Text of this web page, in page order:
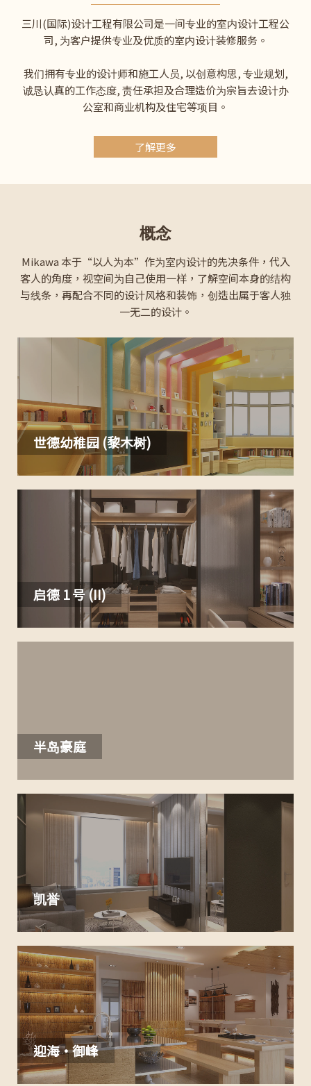
三川(国际)设计工程有限公司是一间专业的室内设计工程公
司, 为客户提供专业及优质的室内设计装修服务。
我们拥有专业的设计师和施工人员, 以创意构思, 专业规划,
诚恳认真的工作态度, 责任承担及合理造价为宗旨去设计办
公室和商业机构及住宅等项目。
了解更多
概念
Mikawa 本于“以人为本”作为室内设计的先决条件，代入
客人的角度，视空间为自己使用一样，了解空间本身的结构
与线条，再配合不同的设计风格和装饰，创造出属于客人独
一无二的设计。
世德幼稚园 (黎木树)
启德 1 号 (II)
半岛豪庭
凯誉
迎海·御峰